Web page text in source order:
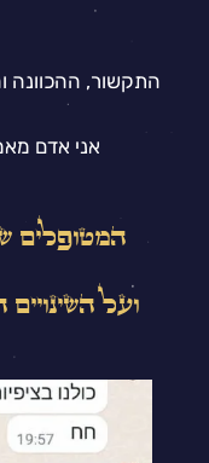
התקשור, ההכוונה
אני אדם
המטופלים
ועל